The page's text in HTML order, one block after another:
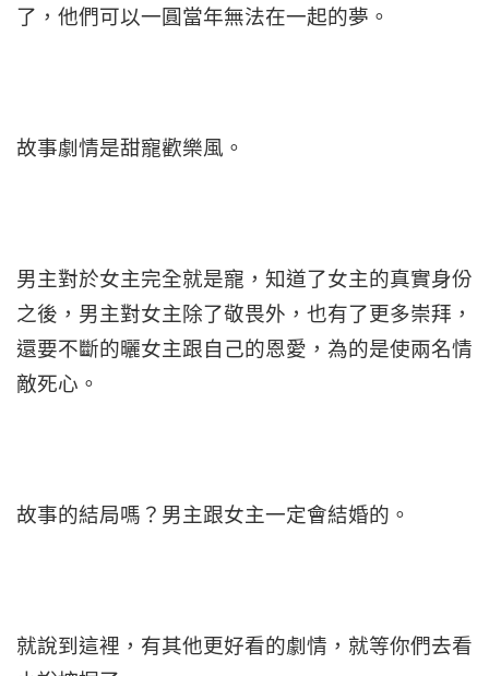
了，他們可以一圓當年無法在一起的夢。
故事劇情是甜寵歡樂風。
男主對於女主完全就是寵，知道了女主的真實身份
之後，男主對女主除了敬畏外，也有了更多崇拜，
還要不斷的曬女主跟自己的恩愛，為的是使兩名情
敵死心。
故事的結局嗎？男主跟女主一定會結婚的。
就說到這裡，有其他更好看的劇情，就等你們去看